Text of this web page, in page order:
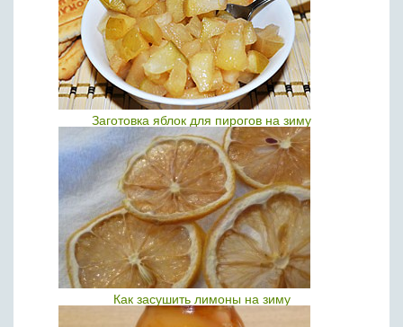
Заготовка яблок для пирогов на зиму
Как засушить лимоны на зиму